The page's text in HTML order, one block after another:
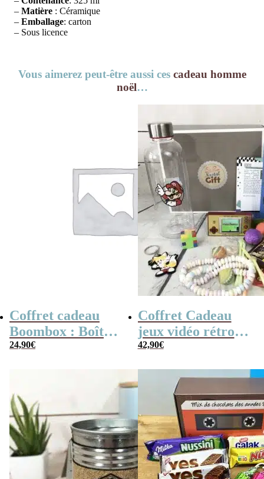
– Matière : Céramique
– Emballage: carton
– Sous licence
Vous aimerez peut-être aussi ces cadeau homme
noël…
Coffret cadeau
Boombox : Boîte
bonbons des
24,90€
Coffret Cadeau
jeux vidéo rétro
(avec sa console de
42,90€